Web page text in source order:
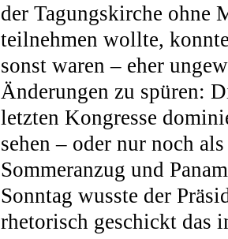
der Tagungskirche ohne
teilnehmen wollte,
sonst waren – eher
Änderungen zu spüren:
letzten Kongresse
sehen – oder nur noch
Sommeranzug und
Sonntag wusste der
rhetorisch geschickt das